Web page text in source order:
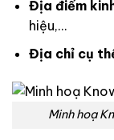
Địa điểm
hiệu,…
Địa chỉ cụ
Minh hoạ